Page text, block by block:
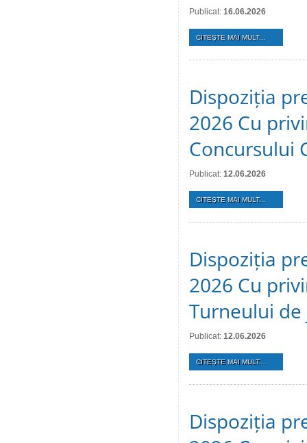
Publicat: 16.06.2026
CITEŞTE MAI MULT...
Dispoziția
2026 Cu
Concursului
Publicat: 12.06.2026
CITEŞTE MAI MULT...
Dispoziția
2026 Cu
Turneului de
Publicat: 12.06.2026
CITEŞTE MAI MULT...
Dispoziția